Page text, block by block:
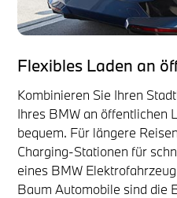
Flexibles Laden an
Kombinieren Sie Ihren
Ihres BMW an öffentlichen
bequem. Für längere
Charging-Stationen für
eines BMW
Baum Automobile sind die